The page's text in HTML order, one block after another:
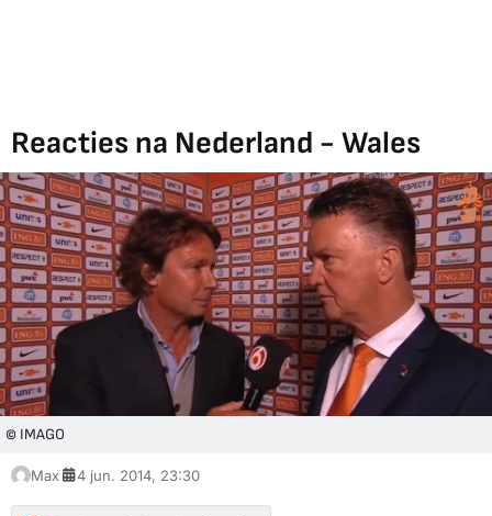
Reacties na Nederland - Wales
© IMAGO
Max 4 jun. 2014, 23:30